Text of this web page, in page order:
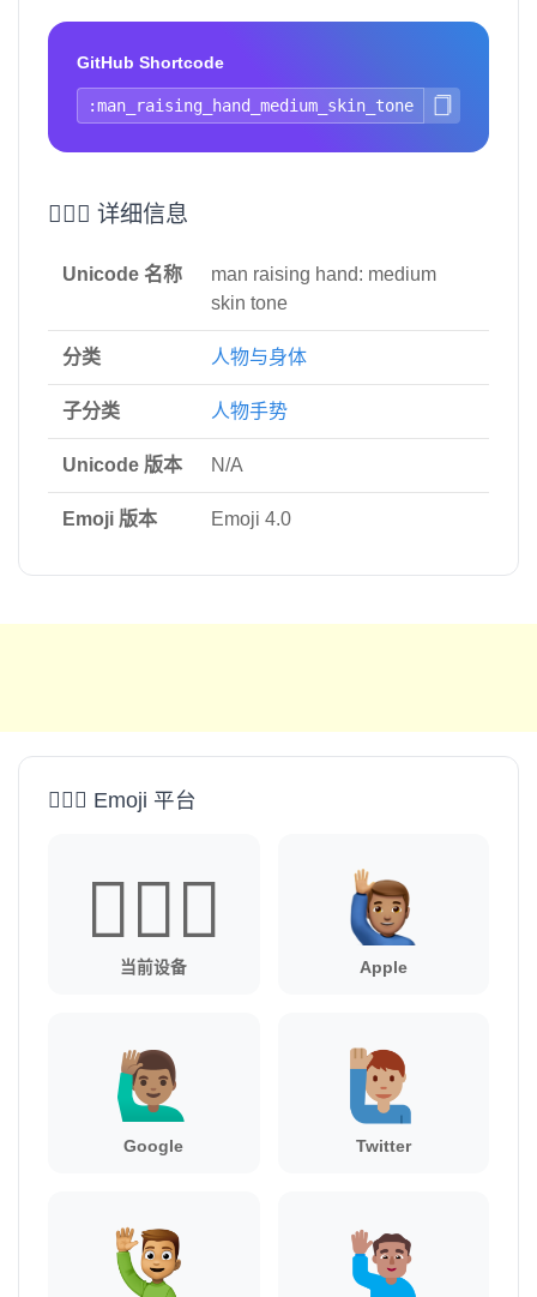
GitHub Shortcode
🙋🏽‍♂️ 详细信息
Unicode 名称
man raising hand: medium
skin tone
分类 人物与身体
子分类 人物手势
Unicode 版本 N/A
Emoji 版本 Emoji 4.0
🙋🏽‍♂️ Emoji 平台
🙋🏽‍♂️
当前设备 Apple
Google Twitter